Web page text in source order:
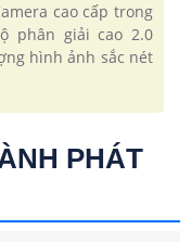
cao cấp trong
phân giải cao 2.0
hình ảnh sắc nét
PHÁT